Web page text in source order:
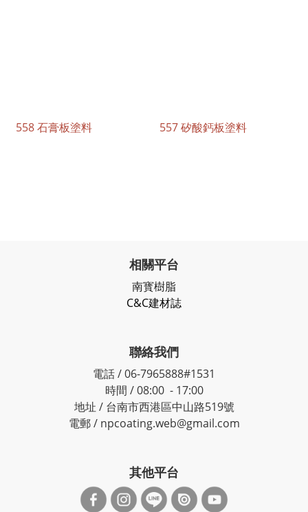
558 石膏板塗料 557 矽酸鈣板塗料
相關平台
南寳樹脂
C&C建材誌
聯絡我們
電話 / 06-7965888#1531
時間 / 08:00 - 17:00
地址 / 台南市西港區中山路519號
電郵 / npcoating.web@gmail.com
其他平台